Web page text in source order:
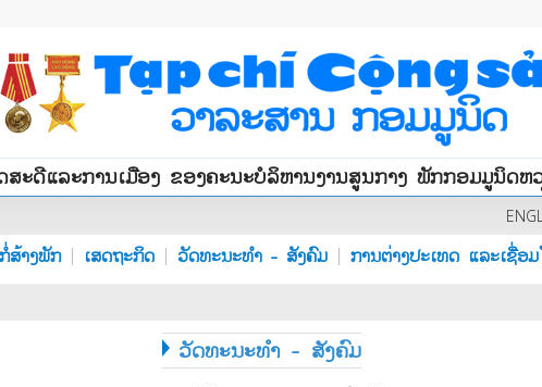
ສະດີແລະການເມືອງ ຂອງຄະນະບໍລິຫານງານສູນກາງ ພັກກອມມູນິດຫ
ສ້າງພັກ ເສດຖະກິດ ວັດທະນະທຳ - ສັງຄົມ ການຕ່າງປະເທດ ແລະເຊື່ອ
ວັດທະນະທຳ - ສັງຄົມ